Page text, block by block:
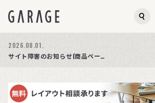
商品ページ障害復旧のお知らせ
2026.08.01.
サイト障害のお知らせ(商品ページが正常に表示されない事象発生)